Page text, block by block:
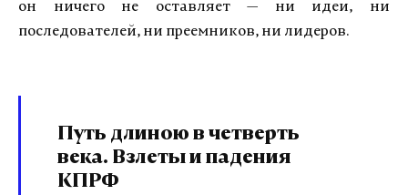
он ничего не оставляет — ни идеи, ни
последователей, ни преемников, ни лидеров.
Путь длиною в четверть
века. Взлеты и падения
КПРФ